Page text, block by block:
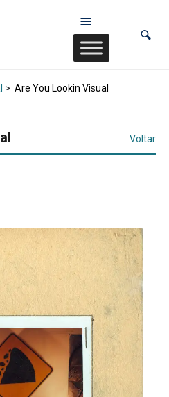
ferramentas
> Are You Lookin Visual
Voltar